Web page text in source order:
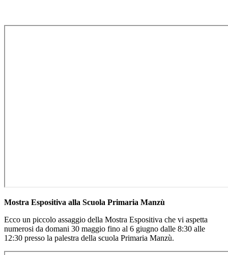
Mostra Espositiva alla Scuola Primaria Manzù
Ecco un piccolo assaggio della Mostra Espositiva che vi aspetta
numerosi da domani 30 maggio fino al 6 giugno dalle 8:30 alle
12:30 presso la palestra della scuola Primaria Manzù.